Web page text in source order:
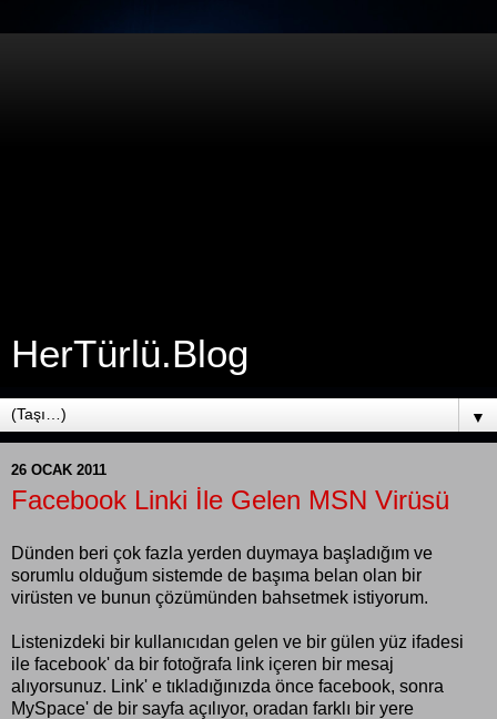
HerTürlü.Blog
▼
26 OCAK 2011
Facebook Linki İle Gelen MSN Virüsü
Dünden beri çok fazla yerden duymaya başladığım ve
sorumlu olduğum sistemde de başıma belan olan bir
virüsten ve bunun çözümünden bahsetmek istiyorum.
Listenizdeki bir kullanıcıdan gelen ve bir gülen yüz ifadesi
ile facebook' da bir fotoğrafa link içeren bir mesaj
alıyorsunuz. Link' e tıkladığınızda önce facebook, sonra
MySpace' de bir sayfa açılıyor, oradan farklı bir yere